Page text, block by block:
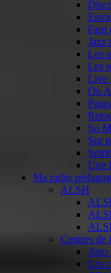
Faut
Jazz
Les
Les
Live
On
So
Sur
Une
Ma radio
ALSH
Centres de
Airo
Les